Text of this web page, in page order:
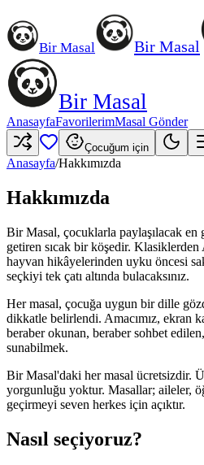
Bir Masal Bir Masal
Bir Masal
AnasayfaFavorilerimMasal Gönder
Çocuğum için
Anasayfa/Hakkımızda
Hakkımızda
Bir Masal, çocuklarla paylaşılacak en
getiren sıcak bir köşedir.
hayvan hikâyelerinden uyku öncesi
seçkiyi tek çatı altında bulacaksınız.
Her masal, çocuğa uygun bir dille
dikkatle belirlendi. Amacımız, ekran
beraber okunan, beraber sohbet
sunabilmek.
Bir Masal'daki her masal ücretsizdir.
yorgunluğu yoktur. Masallar; aileler,
geçirmeyi seven herkes için açıktır.
Nasıl seçiyoruz?